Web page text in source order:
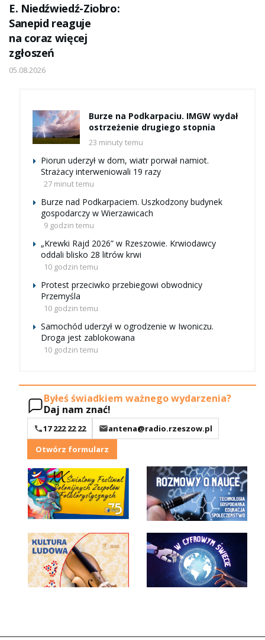
E. Niedźwiedź-Ziobro:
Sanepid reaguje
na coraz więcej
zgłoszeń
05.08.2026
Burze na Podkarpaciu. IMGW wydał
ostrzeżenie drugiego stopnia
23 minuty temu
Piorun uderzył w dom, wiatr porwał namiot.
Strażacy interweniowali 19 razy
27 minut temu
Burze nad Podkarpaciem. Uszkodzony budynek
gospodarczy w Wierzawicach
9 godzin temu
„Krewki Rajd 2026” w Rzeszowie. Krwiodawcy
oddali blisko 28 litrów krwi
10 godzin temu
Protest przeciwko przebiegowi obwodnicy
Przemyśla
10 godzin temu
Samochód uderzył w ogrodzenie w Iwoniczu.
Droga jest zablokowana
10 godzin temu
Byłeś świadkiem ważnego wydarzenia?
Daj nam znać!
17 222 22 22
antena@radio.rzeszow.pl
Otwórz formularz